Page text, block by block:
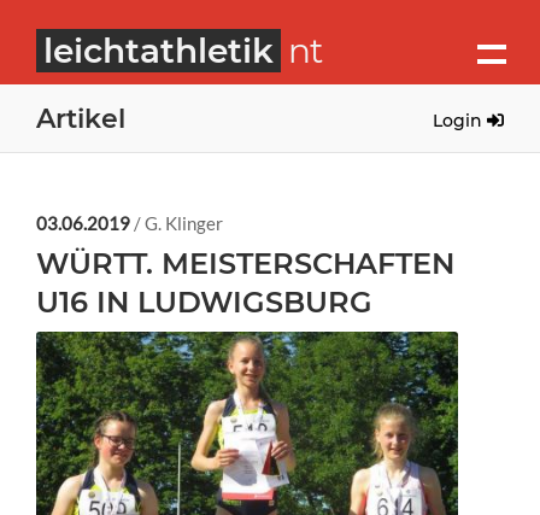
leichtathletik nt
Artikel Login
03.06.2019 / G. Klinger
WÜRTT. MEISTERSCHAFTEN
U16 IN LUDWIGSBURG